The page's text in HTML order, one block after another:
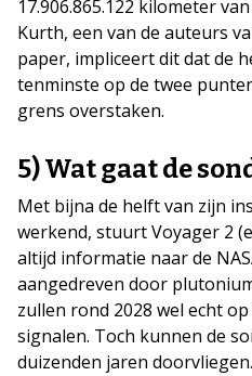
17.906.865.122 kilometer
Kurth, een van de auteurs
paper, impliceert dit dat de
tenminste op de twee
grens overstaken.
5) Wat gaat de
Met bijna de helft van zijn
werkend, stuurt Voyager 2
altijd informatie naar de
aangedreven door
zullen rond 2028 wel echt
signalen. Toch kunnen de
duizenden jaren doorvliegen.